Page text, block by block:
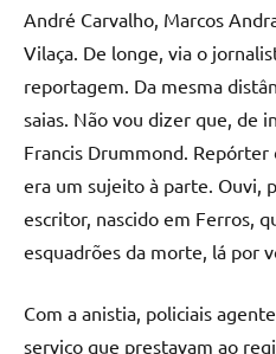
André Carvalho, Marcos
Vilaça. De longe, via o
reportagem. Da mesma
saias. Não vou dizer que, de
Francis Drummond. Repórter
era um sujeito à parte. Ouvi,
escritor, nascido em Ferros,
esquadrões da morte, lá por
Com a anistia, policiais
serviço que prestavam ao